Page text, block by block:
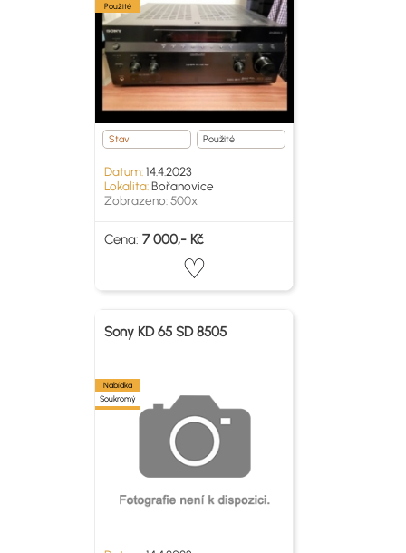
Použité
Stav Použité
Datum:14.4.2023
Lokalita:Bořanovice
Zobrazeno: 500x
Cena: 7 000,- Kč
Sony KD 65 SD 8505
Nabídka
Soukromý